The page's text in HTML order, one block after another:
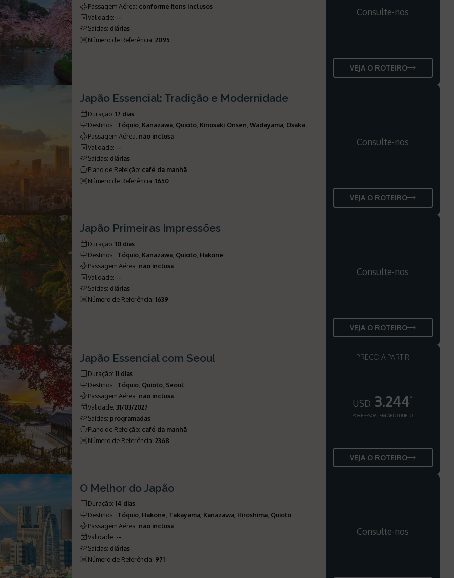
Passagem Aérea: conforme itens inclusos
Validade: --
Saídas: diárias
Número de Referência:2095
Consulte-nos
VEJA O ROTEIRO
Japão Essencial: Tradição e Modernidade
Duração:17 dias
Destinos : Tóquio, Kanazawa, Quioto, Kinosaki Onsen, Wadayama, Osaka
Passagem Aérea: não inclusa
Validade: --
Saídas: diárias
Plano de Refeição: café da manhã
Número de Referência:1650
Consulte-nos
VEJA O ROTEIRO
Japão Primeiras Impressões
Duração:10 dias
Destinos : Tóquio, Kanazawa, Quioto, Hakone
Passagem Aérea: não inclusa
Validade: --
Saídas: diárias
Número de Referência:1639
Consulte-nos
VEJA O ROTEIRO
Japão Essencial com Seoul
Duração:11 dias
Destinos : Tóquio, Quioto, Seoul
Passagem Aérea: não inclusa
Validade:31/03/2027
Saídas: programadas
Plano de Refeição: café da manhã
Número de Referência:2368
PREÇO A PARTIR
USD 3.244*
POR PESSOA, EM APTO DUPLO
VEJA O ROTEIRO
O Melhor do Japão
Duração:14 dias
Destinos : Tóquio, Hakone, Takayama, Kanazawa, Hiroshima, Quioto
Passagem Aérea: não inclusa
Validade: --
Saídas: diárias
Número de Referência: 971
Consulte-nos